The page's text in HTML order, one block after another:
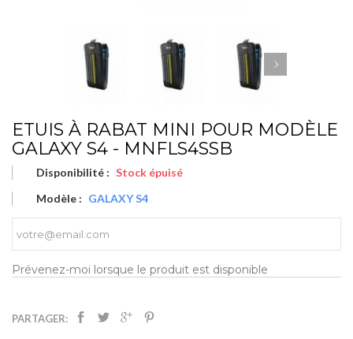
ETUIS À RABAT MINI POUR MODÈLE
GALAXY S4 - MNFLS4SSB
Disponibilité : Stock épuisé
Modèle : GALAXY S4
Prévenez-moi lorsque le produit est disponible
PARTAGER: